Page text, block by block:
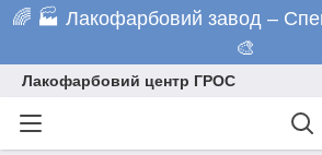
🌈 🏭 Лакофарбовий завод –
🎨
Лакофарбовий центр ГРОС